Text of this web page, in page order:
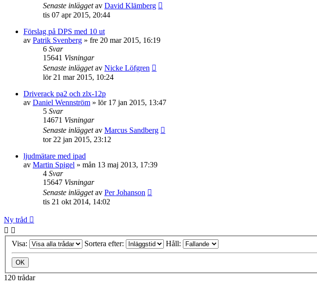
Senaste inläggetav David Klämberg
tis 07 apr 2015, 20:44
Förslag på DPS med 10 ut
av Patrik Svenberg » fre 20 mar 2015, 16:19
6 Svar
15641 Visningar
Senaste inläggetav Nicke Löfgren
lör 21 mar 2015, 10:24
Driverack pa2 och zlx-12p
av Daniel Wennström » lör 17 jan 2015, 13:47
5 Svar
14671 Visningar
Senaste inläggetav Marcus Sandberg
tor 22 jan 2015, 23:12
ljudmätare med ipad
av Martin Spigel » mån 13 maj 2013, 17:39
4 Svar
15647 Visningar
Senaste inläggetav Per Johanson
tis 21 okt 2014, 14:02
Ny tråd
Visa: Sortera efter: Håll:
120 trådar